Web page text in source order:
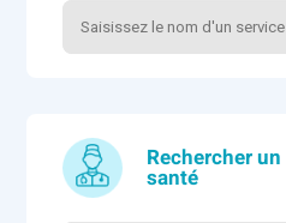
Rechercher
santé